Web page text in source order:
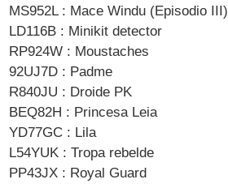
MS952L : Mace Windu (Episodio III)
LD116B : Minikit detector
RP924W : Moustaches
92UJ7D : Padme
R840JU : Droide PK
BEQ82H : Princesa Leia
YD77GC : Lila
L54YUK : Tropa rebelde
PP43JX : Royal Guard